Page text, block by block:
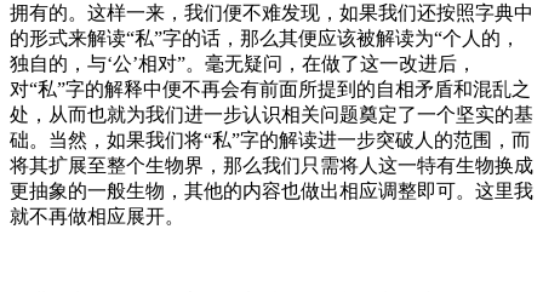
拥有的。这样一来，我们便不难发现，如果我们还按照字典中
的形式来解读“私”字的话，那么其便应该被解读为“个人的，
独自的，与‘公’相对”。毫无疑问，在做了这一改进后，
对“私”字的解释中便不再会有前面所提到的自相矛盾和混乱之
处，从而也就为我们进一步认识相关问题奠定了一个坚实的基
础。当然，如果我们将“私”字的解读进一步突破人的范围，而
将其扩展至整个生物界，那么我们只需将人这一特有生物换成
更抽象的一般生物，其他的内容也做出相应调整即可。这里我
就不再做相应展开。